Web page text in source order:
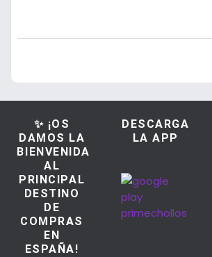
✨ ¡OS
DAMOS LA
BIENVENIDA
AL
PRINCIPAL
DESTINO
DE
COMPRAS
EN
ESPAÑA!
DESCARGA
LA APP